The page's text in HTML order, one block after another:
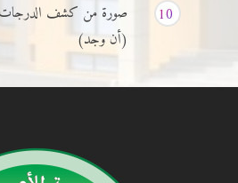
10
صورة من كشف الدرجات
(أن وجد)